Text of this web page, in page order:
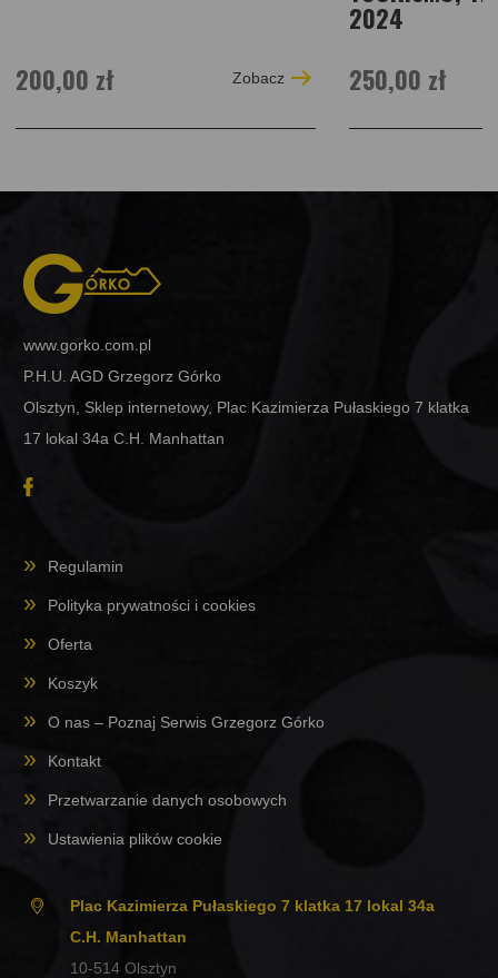
200,00 zł Zobacz
2024
250,00 zł
www.gorko.com.pl
P.H.U. AGD Grzegorz Górko
Olsztyn, Sklep internetowy, Plac Kazimierza Pułaskiego 7 klatka
17 lokal 34a C.H. Manhattan
Regulamin
Polityka prywatności i cookies
Oferta
Koszyk
O nas – Poznaj Serwis Grzegorz Górko
Kontakt
Przetwarzanie danych osobowych
Ustawienia plików cookie
Plac Kazimierza Pułaskiego 7 klatka 17 lokal 34a
C.H. Manhattan
10-514 Olsztyn